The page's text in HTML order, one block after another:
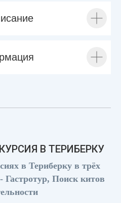
В ТЕРИБЕРКУ
в Териберку в трёх
Поиск китов